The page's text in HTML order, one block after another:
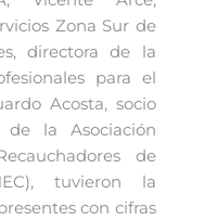
Zona Sur de
directora de la
para el
Acosta, socio
la Asociación
de
tuvieron la
con cifras